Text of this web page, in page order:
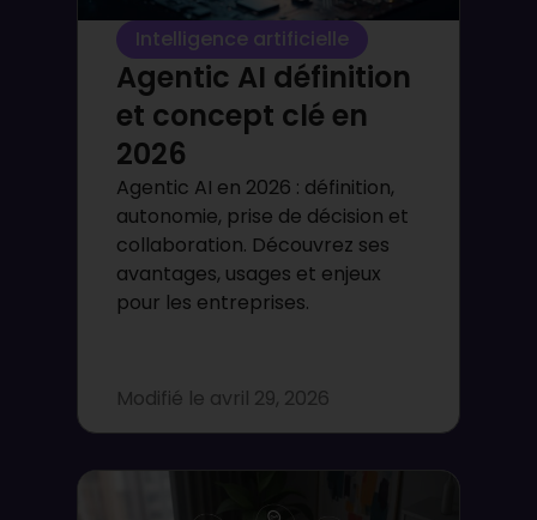
Intelligence artificielle
Agentic AI définition
et concept clé en
2026
Agentic AI en 2026 : définition,
autonomie, prise de décision et
collaboration. Découvrez ses
avantages, usages et enjeux
pour les entreprises.
Modifié le avril 29, 2026